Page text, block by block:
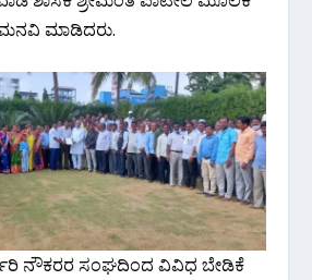
ಮಾಡಿದರು.
ನೌಕರರ ಸಂಘದಿಂದ ವಿವಿಧ ಬೇಡಿಕೆ